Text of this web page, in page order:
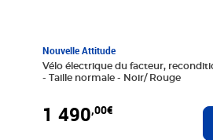
Nouvelle Attitude
Vélo électrique du facteur,
- Taille normale - Noir/ Rouge
1 490,00€